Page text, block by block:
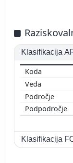
Klasifikacija
Klasifikacija